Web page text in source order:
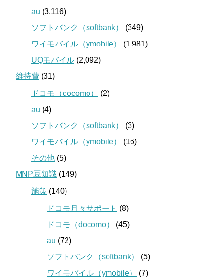
au (3,116)
ソフトバンク（softbank）
(349)
ワイモバイル（ymobile）
(1,981)
UQモバイル (2,092)
維持費 (31)
ドコモ（docomo）
(2)
au (4)
ソフトバンク（softbank）
(3)
ワイモバイル（ymobile）
(16)
その他 (5)
MNP豆知識 (149)
施策 (140)
ドコモ月々サポート (8)
ドコモ（docomo）
(45)
au (72)
ソフトバンク（softbank）
(5)
ワイモバイル（ymobile）
(7)